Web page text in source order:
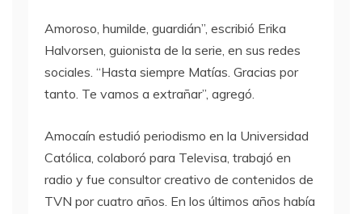
Amoroso, humilde, guardián”, escribió Erika
Halvorsen, guionista de la serie, en sus redes
sociales. “Hasta siempre Matías. Gracias por
tanto. Te vamos a extrañar”, agregó.
Amocaín estudió periodismo en la Universidad
Católica, colaboró para Televisa, trabajó en
radio y fue consultor creativo de contenidos de
TVN por cuatro años. En los últimos años había